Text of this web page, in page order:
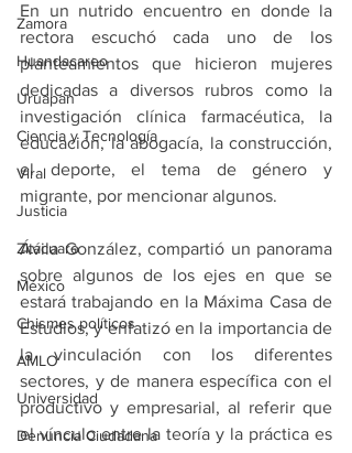
Zamora
Huandacareo
Uruapan
Ciencia y Tecnología
Viral
Justicia
Zitácuaro
México
Chismes políticos
AMLO
Universidad
Denuncia Ciudadana
En un nutrido encuentro en donde la
rectora escuchó cada uno de los
planteamientos que hicieron mujeres
dedicadas a diversos rubros como la
investigación clínica farmacéutica, la
educación, la abogacía, la construcción,
el deporte, el tema de género y
migrante, por mencionar algunos.
Ávila González, compartió un panorama
sobre algunos de los ejes en que se
estará trabajando en la Máxima Casa de
Estudios, y enfatizó en la importancia de
la vinculación con los diferentes
sectores, y de manera específica con el
productivo y empresarial, al referir que
el vínculo entre la teoría y la práctica es